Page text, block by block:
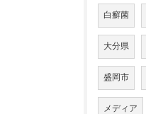
白癬菌
大分県
盛岡市
メディア